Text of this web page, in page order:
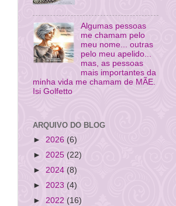
Algumas pessoas
me chamam pelo
meu nome... outras
pelo meu apelido...
mas, as pessoas
mais importantes da
minha vida me chamam de MÃE.
Isi Golfetto
ARQUIVO DO BLOG
► 2026 (6)
► 2025 (22)
► 2024 (8)
► 2023 (4)
► 2022 (16)